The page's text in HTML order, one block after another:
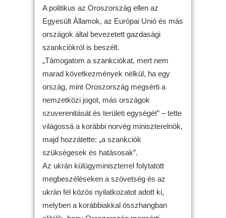
A politikus az Oroszország ellen az
Egyesült Államok, az Európai Unió és más
országok által bevezetett gazdasági
szankciókról is beszélt.
„Támogatom a szankciókat, mert nem
marad következmények nélkül, ha egy
ország, mint Oroszország megsérti a
nemzetközi jogot, más országok
szuverenitását és területi egységét” – tette
világossá a korábbi norvég miniszterelnök,
majd hozzátette: „a szankciók
szükségesek és hatásosak”.
Az ukrán külügyminiszterrel folytatott
megbeszéléseken a szövetség és az
ukrán fél közös nyilatkozatot adott ki,
melyben a korábbiakkal összhangban